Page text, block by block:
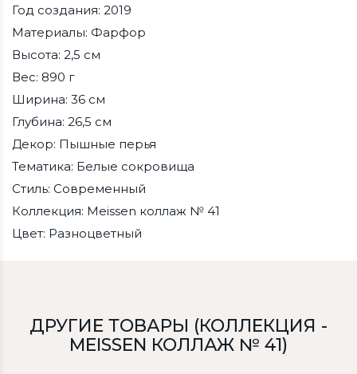
Год создания: 2019
Материалы: Фарфор
Высота: 2,5 см
Вес: 890 г
Ширина: 36 см
Глубина: 26,5 см
Декор: Пышные перья
Тематика: Белые сокровища
Стиль: Современный
Коллекция: Meissen коллаж № 41
Цвет: Разноцветный
ДРУГИЕ ТОВАРЫ (КОЛЛЕКЦИЯ -
MEISSEN КОЛЛАЖ № 41)